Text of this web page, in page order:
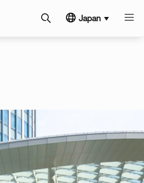
Japan